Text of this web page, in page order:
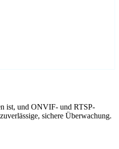
ist, und ONVIF- und RTSP-
sichere Überwachung.